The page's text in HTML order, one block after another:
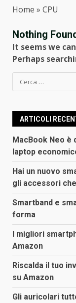
Home » CPU
Nothing
It seems we
Perhaps
Ricerca
per:
ARTICOLI
MacBook Neo è
laptop
Hai un nuovo
gli accessori
Smartband e
forma
I migliori
Amazon
Riscalda il tuo
su Amazon
Gli auricolari